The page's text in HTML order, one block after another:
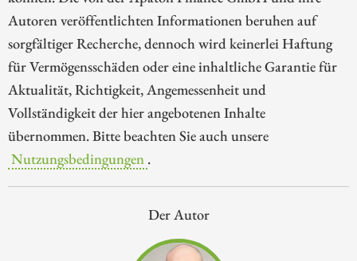
Autoren veröffentlichten Informationen beruhen auf
sorgfältiger Recherche, dennoch wird keinerlei Haftung
für Vermögensschäden oder eine inhaltliche Garantie für
Aktualität, Richtigkeit, Angemessenheit und
Vollständigkeit der hier angebotenen Inhalte
übernommen. Bitte beachten Sie auch unsere
Nutzungsbedingungen .
Der Autor